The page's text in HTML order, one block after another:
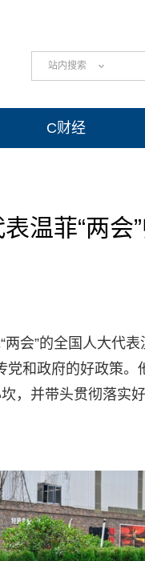
站内搜索
C财经
温菲“两会
会”的全国人大代
和政府的好政策。
，并带头贯彻落实